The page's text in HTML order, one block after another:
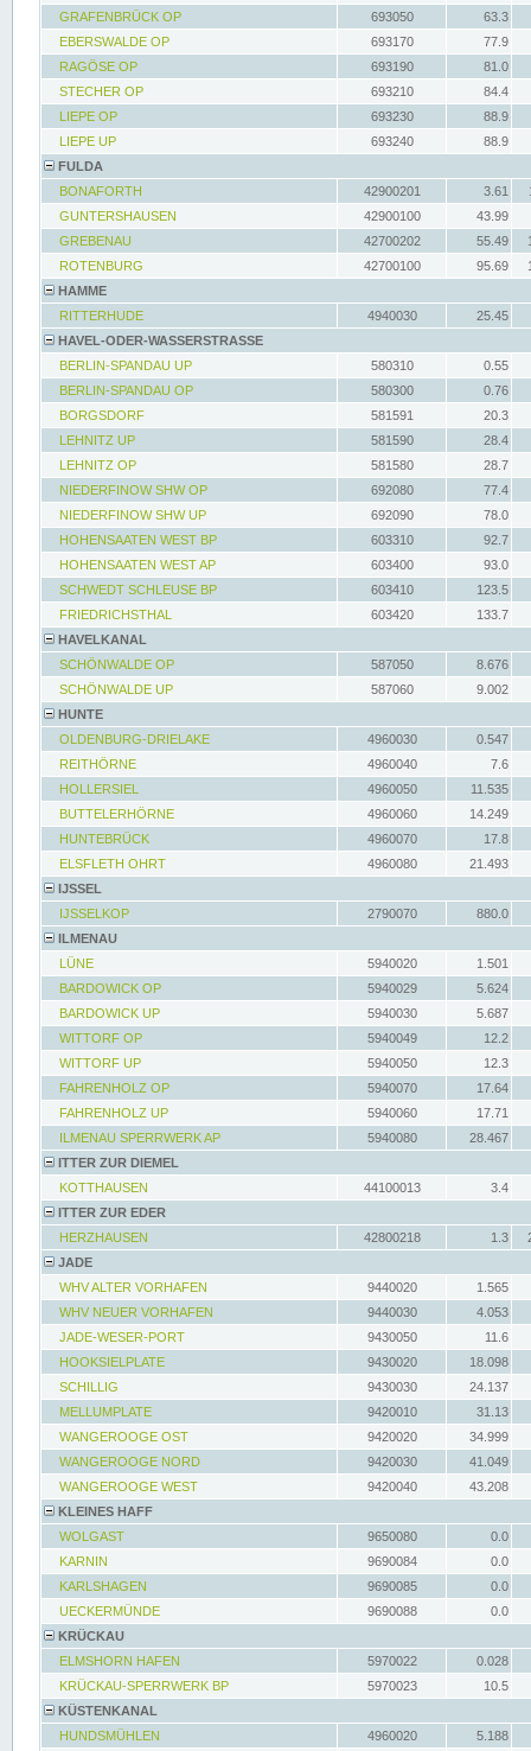
GRAFENBRÜCK OP
693050
63.3
EBERSWALDE OP
693170
77.9
RAGÖSE OP
693190
81.0
STECHER OP
693210
84.4
LIEPE OP
693230
88.9
LIEPE UP
693240
88.9
FULDA
BONAFORTH
42900201 3.61
GUNTERSHAUSEN
42900100
43.99
GREBENAU
42700202 55.49
ROTENBURG
42700100 95.69
HAMME
RITTERHUDE
4940030
25.45
HAVEL-ODER-WASSERSTRASSE
BERLIN-SPANDAU UP
580310
0.55
BERLIN-SPANDAU OP
580300
0.76
BORGSDORF
581591
20.3
LEHNITZ UP
581590
28.4
LEHNITZ OP
581580
28.7
NIEDERFINOW SHW OP
692080
77.4
NIEDERFINOW SHW UP
692090
78.0
HOHENSAATEN WEST BP
603310
92.7
HOHENSAATEN WEST AP
603400
93.0
SCHWEDT SCHLEUSE BP
603410
123.5
FRIEDRICHSTHAL
603420
133.7
HAVELKANAL
SCHÖNWALDE OP
587050
8.676
SCHÖNWALDE UP
587060
9.002
HUNTE
OLDENBURG-DRIELAKE
4960030
0.547
REITHÖRNE
4960040
7.6
HOLLERSIEL
4960050
11.535
BUTTELERHÖRNE
4960060
14.249
HUNTEBRÜCK
4960070
17.8
ELSFLETH OHRT
4960080
21.493
IJSSEL
IJSSELKOP
2790070
880.0
ILMENAU
LÜNE
5940020
1.501
BARDOWICK OP
5940029
5.624
BARDOWICK UP
5940030
5.687
WITTORF OP
5940049
12.2
WITTORF UP
5940050
12.3
FAHRENHOLZ OP
5940070
17.64
FAHRENHOLZ UP
5940060
17.71
ILMENAU SPERRWERK AP
5940080
28.467
ITTER ZUR DIEMEL
KOTTHAUSEN
44100013
3.4
ITTER ZUR EDER
HERZHAUSEN
42800218 1.3
JADE
WHV ALTER VORHAFEN
9440020
1.565
WHV NEUER VORHAFEN
9440030
4.053
JADE-WESER-PORT
9430050
11.6
HOOKSIELPLATE
9430020
18.098
SCHILLIG
9430030
24.137
MELLUMPLATE
9420010
31.13
WANGEROOGE OST
9420020
34.999
WANGEROOGE NORD
9420030
41.049
WANGEROOGE WEST
9420040
43.208
KLEINES HAFF
WOLGAST
9650080
0.0
KARNIN
9690084
0.0
KARLSHAGEN
9690085
0.0
UECKERMÜNDE
9690088
0.0
KRÜCKAU
ELMSHORN HAFEN
5970022
0.028
KRÜCKAU-SPERRWERK BP
5970023
10.5
KÜSTENKANAL
HUNDSMÜHLEN
4960020
5.188